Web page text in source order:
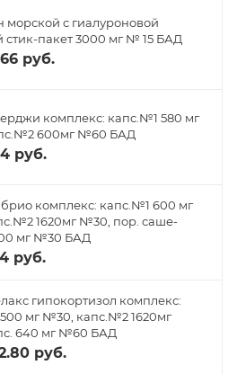
морской с гиалуроновой
стик-пакет 3000 мг № 15 БАД
руб.
комплекс: капс.№1 580 мг
600мг №60 БАД
руб.
комплекс: капс.№1 600 мг
1620мг №30, пор. саше-
мг №30 БАД
руб.
гипокортизол комплекс:
мг №30, капс.№2 1620мг
640 мг №60 БАД
руб.